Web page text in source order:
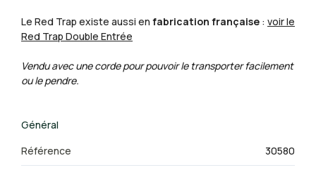
Le Red Trap existe aussi en fabrication française : voir le
Red Trap Double Entrée
Vendu avec une corde pour pouvoir le transporter facilement
ou le pendre.
Général
Référence
30580